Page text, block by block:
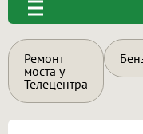
Ремонт
моста у
Телецентра